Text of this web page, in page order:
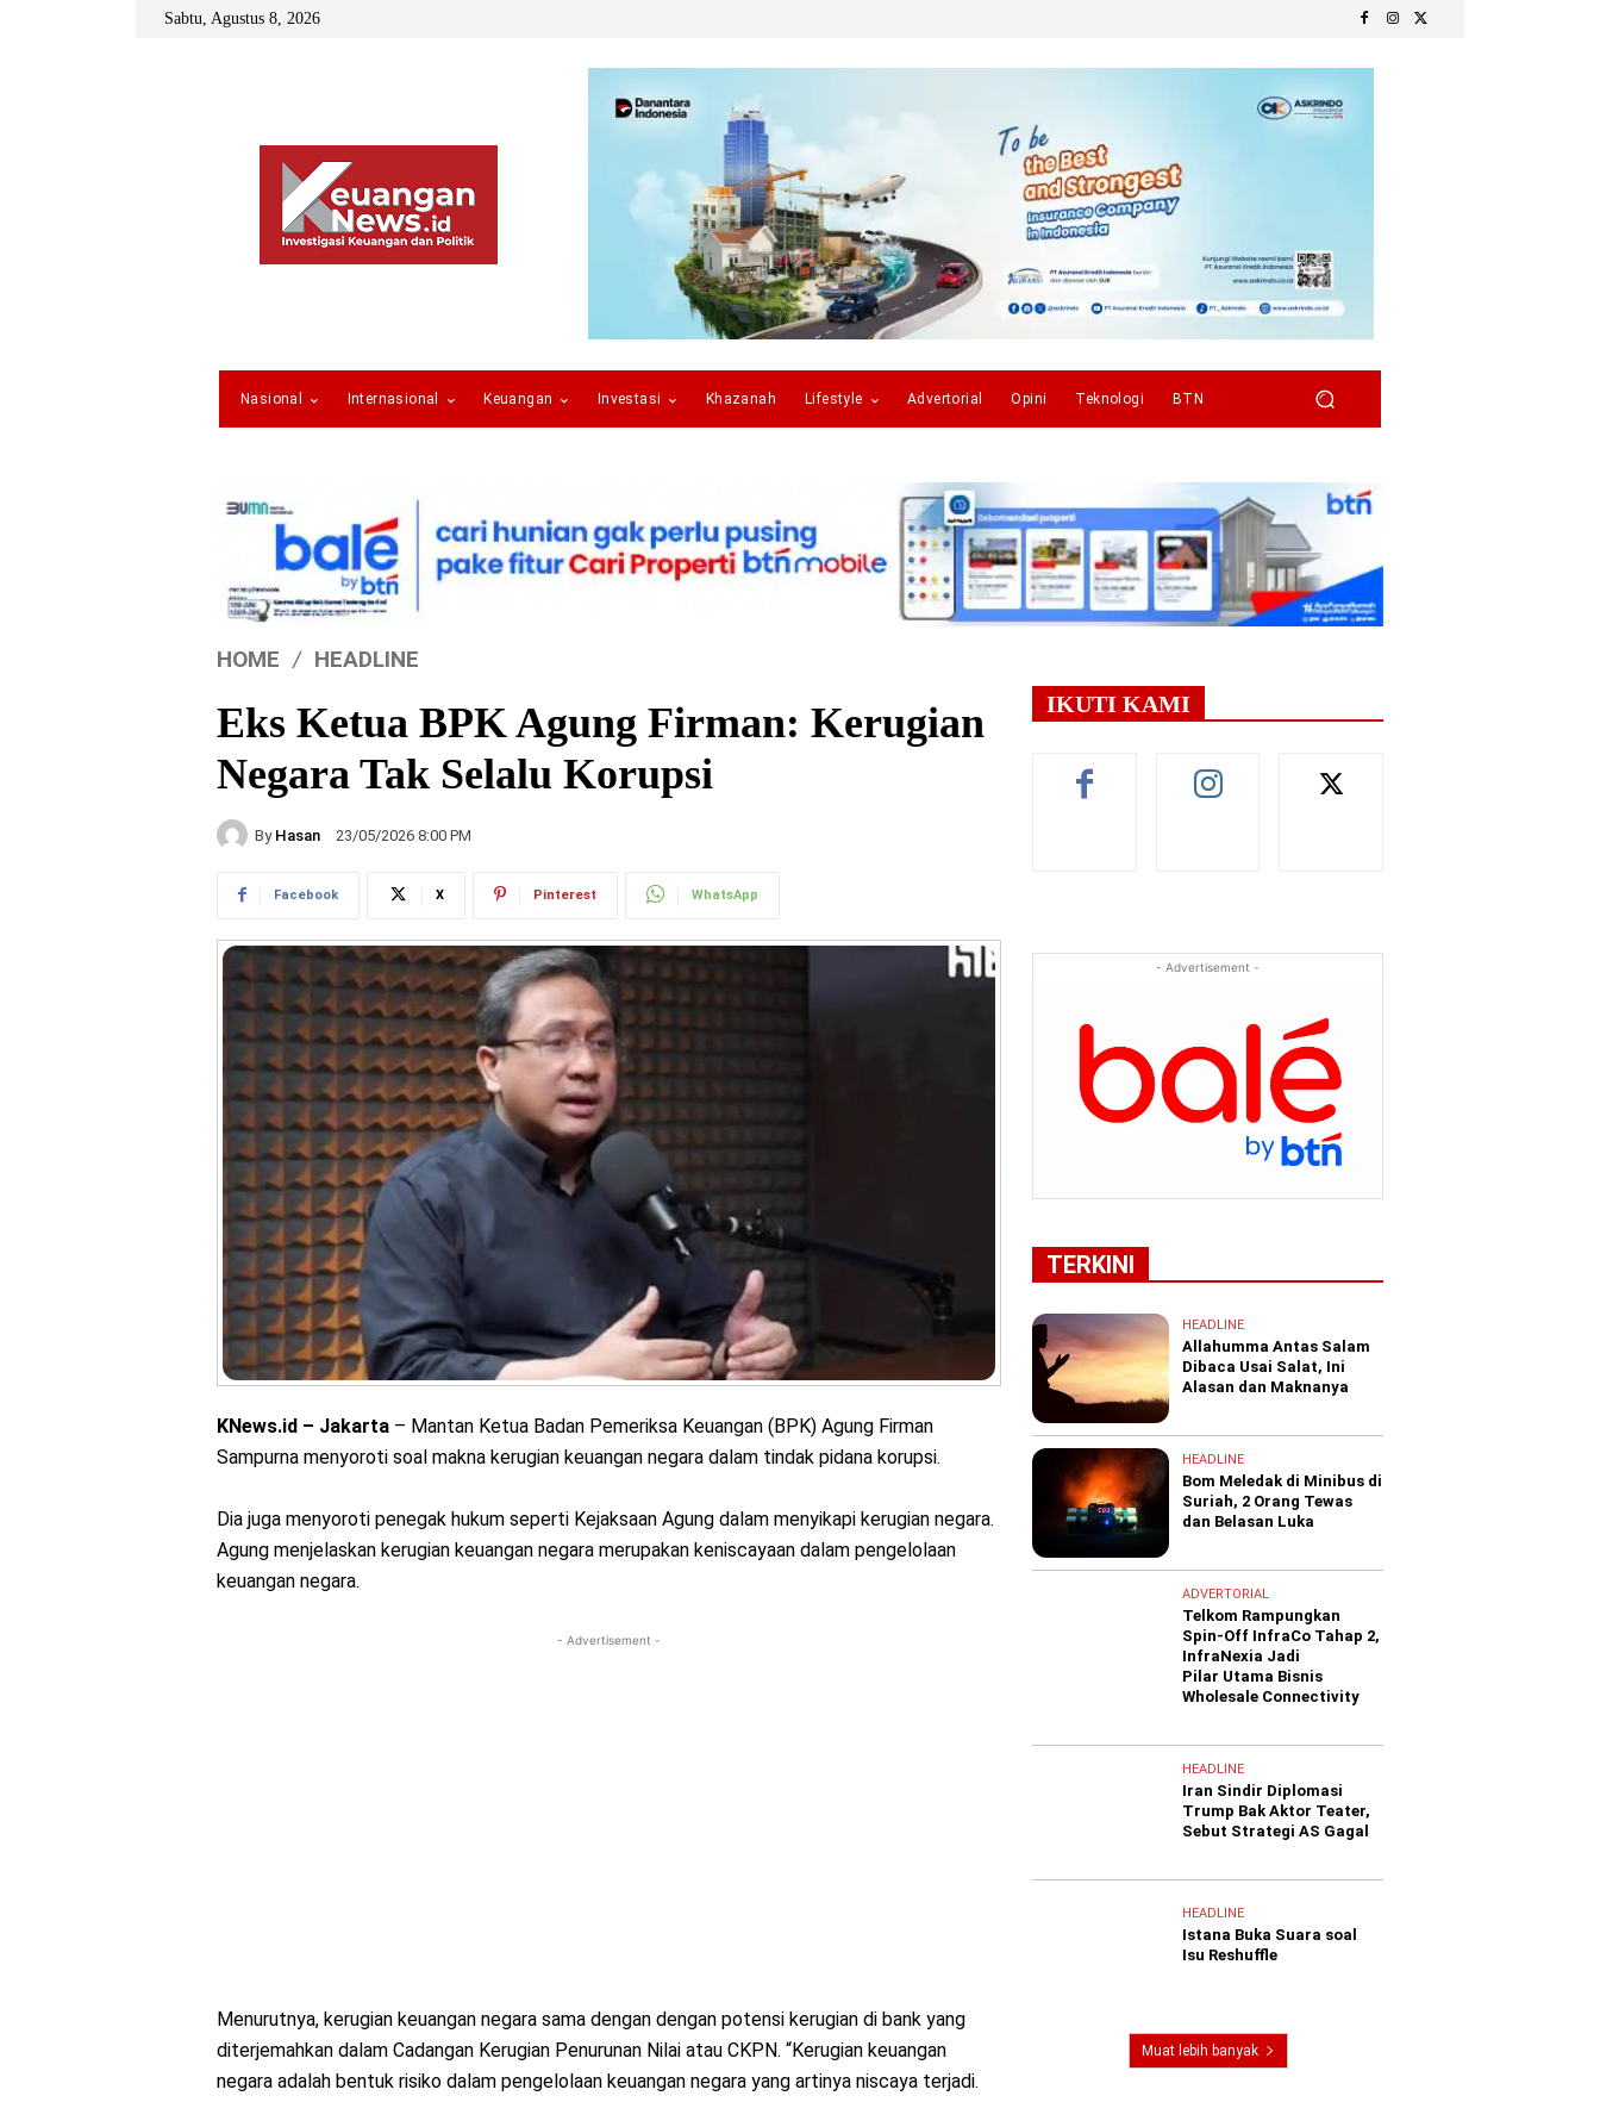
Sabtu, Agustus 8, 2026
Nasional Internasional Keuangan Investasi Khazanah Lifestyle Advertorial Opini Teknologi BTN
HOME HEADLINE
Eks Ketua BPK Agung Firman: Kerugian
Negara Tak Selalu Korupsi
By Hasan 23/05/2026 8:00 PM
Facebook X Pinterest WhatsApp
KNews.id – Jakarta – Mantan Ketua Badan Pemeriksa Keuangan (BPK) Agung Firman
Sampurna menyoroti soal makna kerugian keuangan negara dalam tindak pidana korupsi.
Dia juga menyoroti penegak hukum seperti Kejaksaan Agung dalam menyikapi kerugian negara.
Agung menjelaskan kerugian keuangan negara merupakan keniscayaan dalam pengelolaan
keuangan negara.
- Advertisement -
Menurutnya, kerugian keuangan negara sama dengan dengan potensi kerugian di bank yang
diterjemahkan dalam Cadangan Kerugian Penurunan Nilai atau CKPN. “Kerugian keuangan
negara adalah bentuk risiko dalam pengelolaan keuangan negara yang artinya niscaya terjadi.
IKUTI KAMI
- Advertisement -
TERKINI
HEADLINE
Allahumma Antas Salam
Dibaca Usai Salat, Ini
Alasan dan Maknanya
HEADLINE
Bom Meledak di Minibus di
Suriah, 2 Orang Tewas
dan Belasan Luka
ADVERTORIAL
Telkom Rampungkan
Spin-Off InfraCo Tahap 2,
InfraNexia Jadi
Pilar Utama Bisnis
Wholesale Connectivity
HEADLINE
Iran Sindir Diplomasi
Trump Bak Aktor Teater,
Sebut Strategi AS Gagal
HEADLINE
Istana Buka Suara soal
Isu Reshuffle
Muat lebih banyak